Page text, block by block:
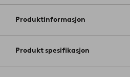
Produktinformasjon
Produkt spesifikasjon